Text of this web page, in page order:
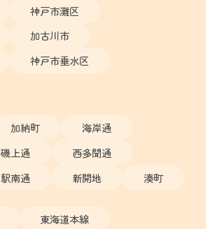
神戸市灘区
加古川市
神戸市垂水区
加納町
海岸通
磯上通
西多聞通
駅南通 新開地 湊町
東海道本線